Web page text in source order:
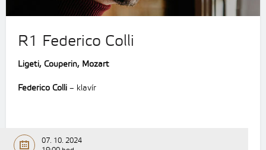
R1 Federico Colli
Ligeti, Couperin, Mozart
Federico Colli – klavír
07. 10. 2024